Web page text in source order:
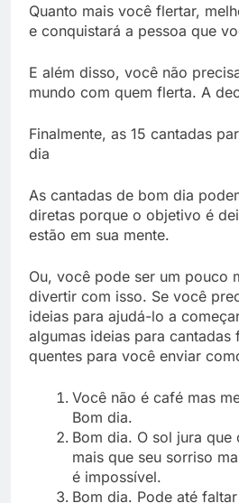
Quanto mais você flertar,
e conquistará a pessoa que
E além disso, você não
mundo com quem flerta. A
Finalmente, as 15 cantadas
dia
As cantadas de bom dia
diretas porque o objetivo é
estão em sua mente.
Ou, você pode ser um pouco
divertir com isso. Se você
ideias para ajudá-lo a
algumas ideias para
quentes para você enviar
Você não é café mas
Bom dia.
Bom dia. O sol jura que
mais que seu sorriso
é impossível.
Bom dia. Pode até